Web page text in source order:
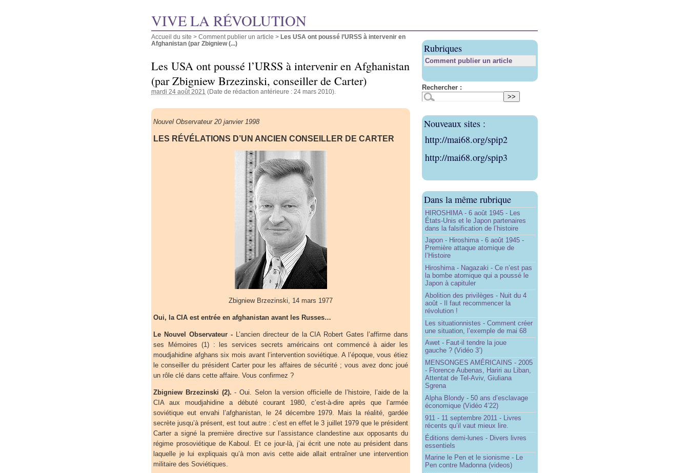
VIVE LA RÉVOLUTION
Accueil du site > Comment publier un article > Les USA ont poussé l’URSS à intervenir en
Afghanistan (par Zbigniew (...)
Les USA ont poussé l’URSS à intervenir en Afghanistan
(par Zbigniew Brzezinski, conseiller de Carter)
mardi 24 août 2021 (Date de rédaction antérieure : 24 mars 2010).
Nouvel Observateur 20 janvier 1998
LES RÉVÉLATIONS D’UN ANCIEN CONSEILLER DE CARTER
Zbigniew Brzezinski, 14 mars 1977
Oui, la CIA est entrée en afghanistan avant les Russes…
Le Nouvel Observateur -L’ancien directeur de la CIA Robert Gates l’affirme dans
ses Mémoires (1) : les services secrets américains ont commencé à aider les
moudjahidine afghans six mois avant l’intervention soviétique. A l’époque, vous étiez
le conseiller du président Carter pour les affaires de sécurité ; vous avez donc joué
un rôle clé dans cette affaire. Vous confirmez ?
Zbigniew Brzezinski (2). - Oui. Selon la version officielle de l’histoire, l’aide de la
CIA aux moudjahidine a débuté courant 1980, c’est-à-dire après que l’armée
soviétique eut envahi l’afghanistan, le 24 décembre 1979. Mais la réalité, gardée
secrète jusqu’à présent, est tout autre : c’est en effet le 3 juillet 1979 que le président
Carter a signé la première directive sur l’assistance clandestine aux opposants du
régime prosoviétique de Kaboul. Et ce jour-là, j’ai écrit une note au président dans
laquelle je lui expliquais qu’à mon avis cette aide allait entraîner une intervention
militaire des Soviétiques.
Rubriques
Comment publier un article
Rechercher :
Nouveaux sites :
http://mai68.org/spip2
http://mai68.org/spip3
Dans la même rubrique
HIROSHIMA - 6 août 1945 - Les
États-Unis et le Japon partenaires
dans la falsification de l’histoire
Japon - Hiroshima - 6 août 1945 -
Première attaque atomique de
l’Histoire
Hiroshima - Nagazaki - Ce n’est pas
la bombe atomique qui a poussé le
Japon à capituler
Abolition des privilèges - Nuit du 4
août - Il faut recommencer la
révolution !
Les situationnistes - Comment créer
une situation, l’exemple de mai 68
Awet - Faut-il tendre la joue
gauche ? (Vidéo 3’)
MENSONGES AMÉRICAINS - 2005
- Florence Aubenas, Hariri au Liban,
Attentat de Tel-Aviv, Giuliana
Sgrena
Alpha Blondy - 50 ans d’esclavage
économique (Vidéo 4’22)
911 - 11 septembre 2011 - Livres
récents qu’il vaut mieux lire.
Éditions demi-lunes - Divers livres
essentiels
Marine le Pen et le sionisme - Le
Pen contre Madonna (videos)